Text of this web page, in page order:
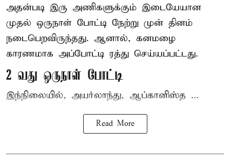
அதன்படி இரு அணிகளுக்கும் இடையேயான
முதல் ஒருநாள் போட்டி நேற்று முன் தினம்
நடைபெறவிருந்தது. ஆனால், கனமழை
காரணமாக அப்போட்டி ரத்து செய்யப்பட்டது.
2 வது ஒருநாள் போட்டி
இந்நிலையில், அயர்லாந்து, ஆப்கானிஸ்த ...
Read More